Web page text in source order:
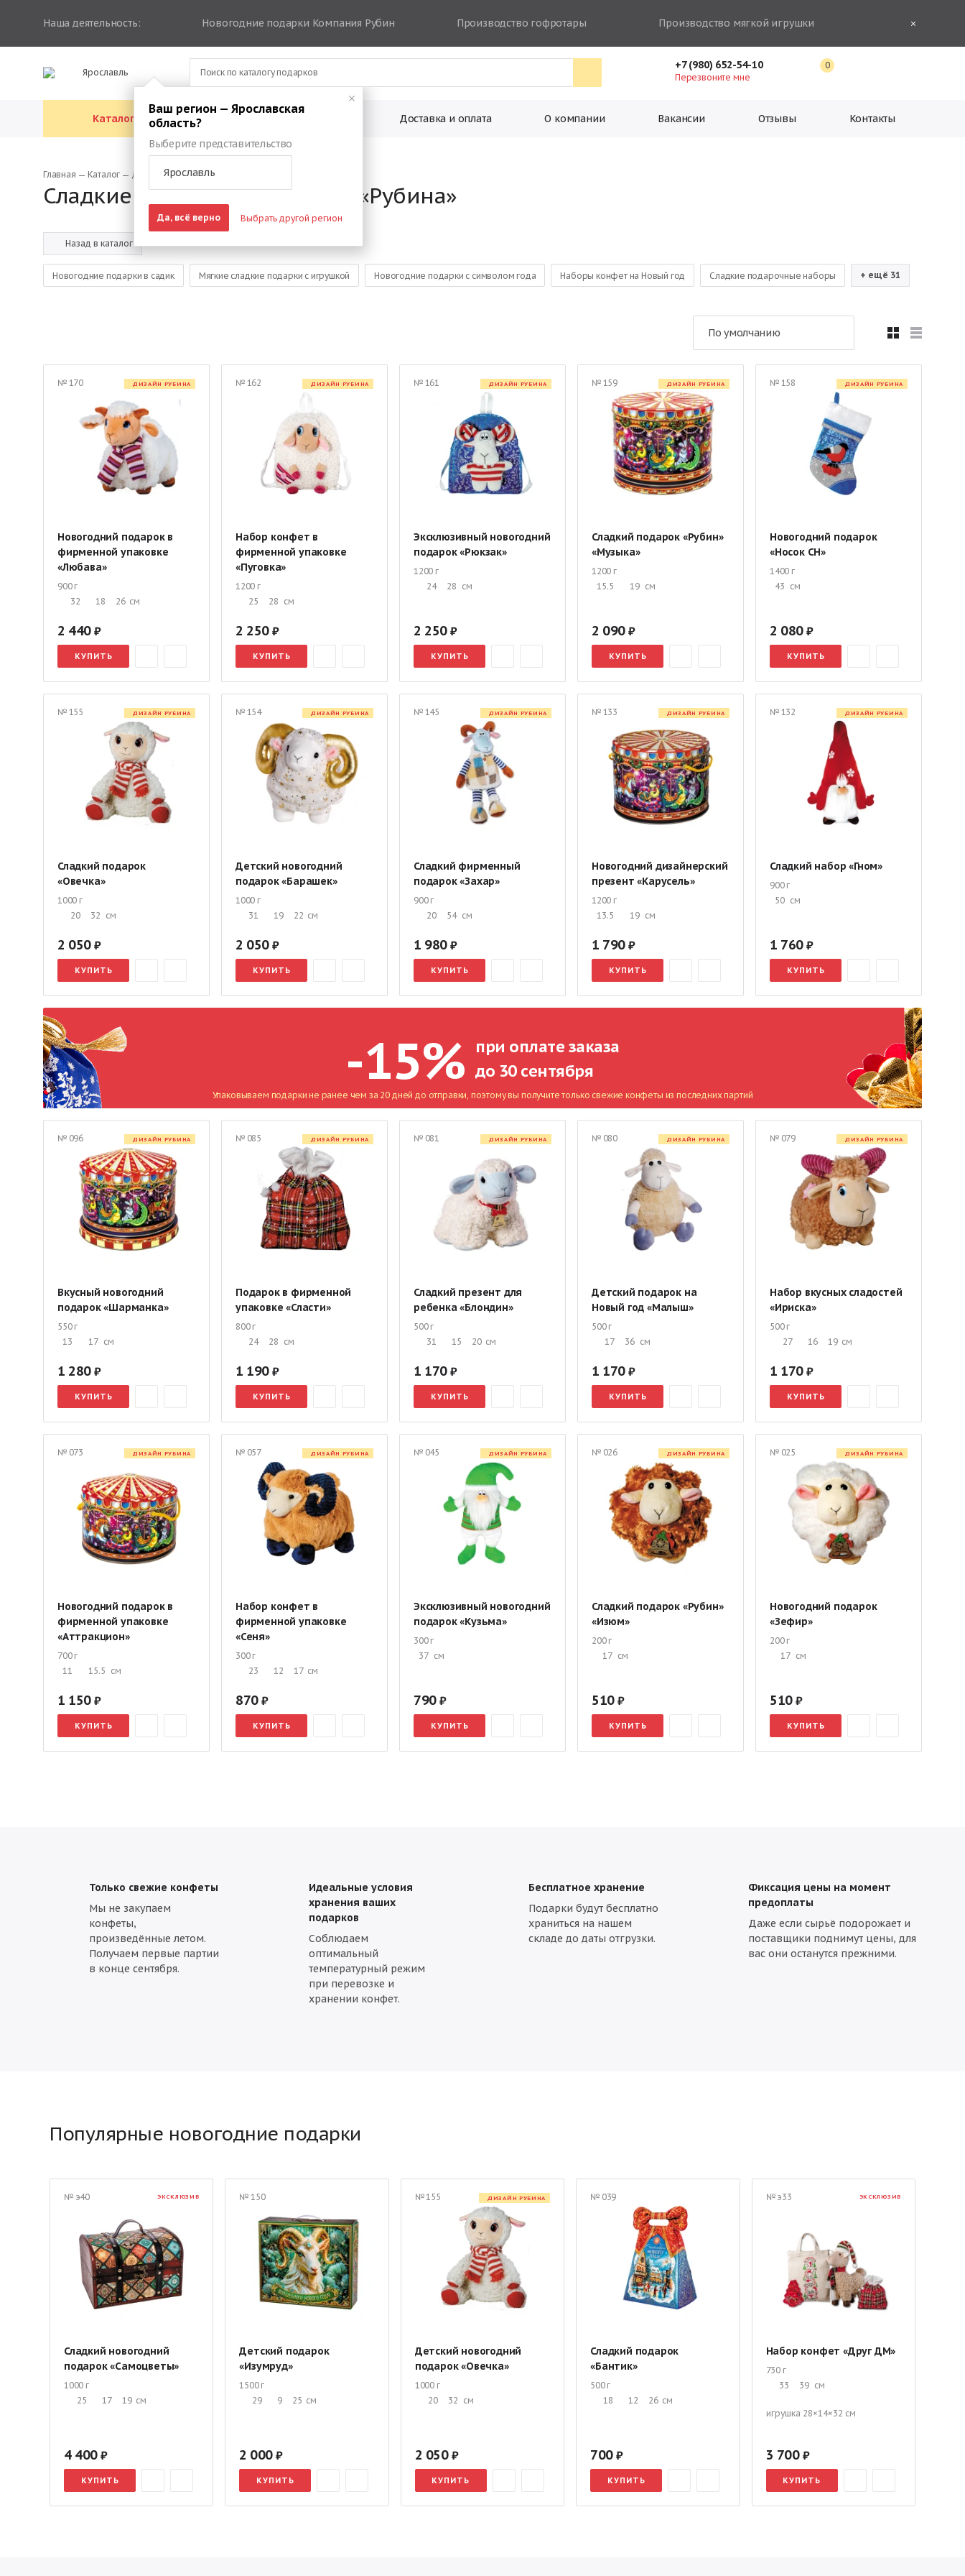
Наша деятельность: Новогодние подарки Компания Рубин Производство гофротары Производство мягкой игрушки
Ярославль
+7 (980) 652-54-10
Перезвоните мне
Ваш регион — Ярославская
область?
Выберите представительство
Ярославль
Да, всё верно Выбрать другой регион
0
Каталог подарков Доставка и оплата О компании Вакансии Отзывы Контакты
Главная Каталог Детские подарки в упаковке «Рубина»
Сладкие подарки в упаковке «Рубина»
Назад в каталог
Новогодние подарки в садик Мягкие сладкие подарки с игрушкой Новогодние подарки с символом года Наборы конфет на Новый год Сладкие подарочные наборы + ещё 31
Подарки в текстильной упаковке
Сладкие подарки в различной упаковке Сладкий набор для мальчика Новогодние подарки для девочек Подарки со скидками Оригинальные сладкие подарки ребенку
Сладкие подарки до 500 руб. Новогодние подарки до 1000 руб. Сладкие подарки от 1000 руб. Новогодние подарки первоклассникам Сладкие корзины
Новогодние подарки в сундучках Новогодние рождественские подарки Подарки для детского дома Новогодние подарки на утренник Подарки до 1 кг Подарки 3 кг
Социальные подарки
По умолчанию
№ 170 ДИЗАЙН РУБИНА
Новогодний подарок в
фирменной упаковке
«Любава»
900 г
32
18 26 см
2 440
КУПИТЬ
№ 162 ДИЗАЙН РУБИНА
Набор конфет в
фирменной упаковке
«Пуговка»
1200 г
25
28 см
2 250
КУПИТЬ
№ 161 ДИЗАЙН РУБИНА
Эксклюзивный новогодний
подарок «Рюкзак»
1200 г
24
28 см
2 250
КУПИТЬ
№ 159 ДИЗАЙН РУБИНА
Сладкий подарок «Рубин»
«Музыка»
1200 г
15.5
19 см
2 090
КУПИТЬ
№ 158 ДИЗАЙН РУБИНА
Новогодний подарок
«Носок СН»
1400 г
43 см
2 080
КУПИТЬ
№ 155 ДИЗАЙН РУБИНА
Сладкий подарок
«Овечка»
1000 г
20
32 см
2 050
КУПИТЬ
№ 154 ДИЗАЙН РУБИНА
Детский новогодний
подарок «Барашек»
1000 г
31
19 22 см
2 050
КУПИТЬ
№ 145 ДИЗАЙН РУБИНА
Сладкий фирменный
подарок «Захар»
900 г
20
54 см
1 980
КУПИТЬ
№ 133 ДИЗАЙН РУБИНА
Новогодний дизайнерский
презент «Карусель»
1200 г
13.5
19 см
1 790
КУПИТЬ
№ 132 ДИЗАЙН РУБИНА
Сладкий набор «Гном»
900 г
50 см
1 760
КУПИТЬ
-15%
при оплате заказа
до 30 сентября
Упаковываем подарки не ранее чем за 20 дней до отправки, поэтому вы получите только свежие конфеты из последних партий
№ 096 ДИЗАЙН РУБИНА
Вкусный новогодний
подарок «Шарманка»
550 г
13
17 см
1 280
КУПИТЬ
№ 085 ДИЗАЙН РУБИНА
Подарок в фирменной
упаковке «Сласти»
800 г
24
28 см
1 190
КУПИТЬ
№ 081 ДИЗАЙН РУБИНА
Сладкий презент для
ребенка «Блондин»
500 г
31
15 20 см
1 170
КУПИТЬ
№ 080 ДИЗАЙН РУБИНА
Детский подарок на
Новый год «Малыш»
500 г
17
36 см
1 170
КУПИТЬ
№ 079 ДИЗАЙН РУБИНА
Набор вкусных сладостей
«Ириска»
500 г
27
16 19 см
1 170
КУПИТЬ
№ 073 ДИЗАЙН РУБИНА
Новогодний подарок в
фирменной упаковке
«Аттракцион»
700 г
11
15.5 см
1 150
КУПИТЬ
№ 057 ДИЗАЙН РУБИНА
Набор конфет в
фирменной упаковке
«Сеня»
300 г
23
12 17 см
870
КУПИТЬ
№ 045 ДИЗАЙН РУБИНА
Эксклюзивный новогодний
подарок «Кузьма»
300 г
37 см
790
КУПИТЬ
№ 026 ДИЗАЙН РУБИНА
Сладкий подарок «Рубин»
«Изюм»
200 г
17 см
510
КУПИТЬ
№ 025 ДИЗАЙН РУБИНА
Новогодний подарок
«Зефир»
200 г
17 см
510
КУПИТЬ
Только свежие конфеты
Мы не закупаем
конфеты,
произведённые летом.
Получаем первые партии
в конце сентября.
Идеальные условия
хранения ваших
подарков
Соблюдаем
оптимальный
температурный режим
при перевозке и
хранении конфет.
Бесплатное хранение
Подарки будут бесплатно
храниться на нашем
складе до даты отгрузки.
Фиксация цены на момент
предоплаты
Даже если сырьё подорожает и
поставщики поднимут цены, для
вас они останутся прежними.
Популярные новогодние подарки
№ э40 ЭКСКЛЮЗИВ
Сладкий новогодний
подарок «Самоцветы»
1000 г
25
17 19 см
4 400
КУПИТЬ
№ 150
Детский подарок
«Изумруд»
1500 г
29
9 25 см
2 000
КУПИТЬ
№ 155 ДИЗАЙН РУБИНА
Детский новогодний
подарок «Овечка»
1000 г
20
32 см
2 050
КУПИТЬ
№ 039
Сладкий подарок
«Бантик»
500 г
18
12 26 см
700
КУПИТЬ
№ э33 ЭКСКЛЮЗИВ
Набор конфет «Друг ДМ»
730 г
33
39 см
игрушка 28×14×32 см
3 700
КУПИТЬ